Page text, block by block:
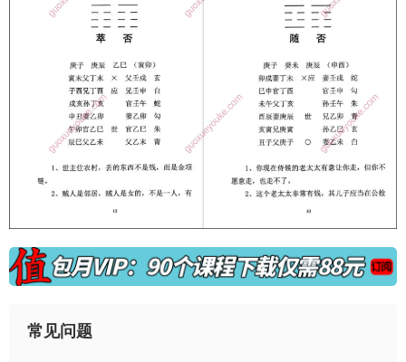
常见问题